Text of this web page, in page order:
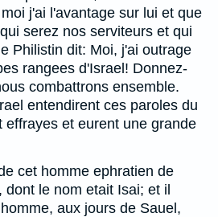
j'ai l'avantage sur lui et que
serez nos serviteurs et qui
Philistin dit: Moi, j'ai outrage
rangees d'Israel! Donnez-
combattrons ensemble.
entendirent ces paroles du
effrayes et eurent une grande
cet homme ephratien de
le nom etait Isai; et il
aux jours de Sauel,